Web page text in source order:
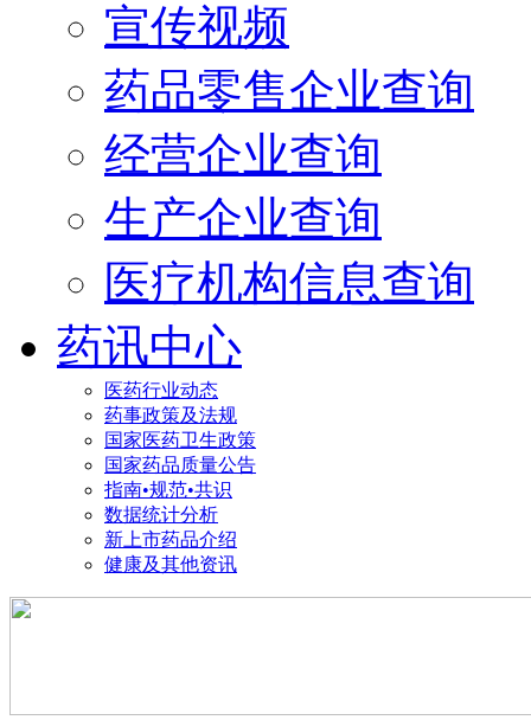
宣传视频
药品零售企业查询
经营企业查询
生产企业查询
医疗机构信息查询
药讯中心
医药行业动态
药事政策及法规
国家医药卫生政策
国家药品质量公告
指南•规范•共识
数据统计分析
新上市药品介绍
健康及其他资讯